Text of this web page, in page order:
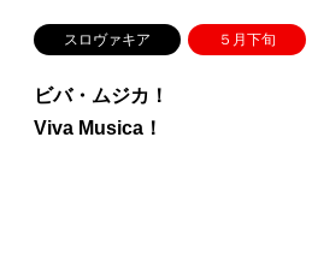
スロヴァキア ５月下旬
ビバ・ムジカ！
Viva Musica！